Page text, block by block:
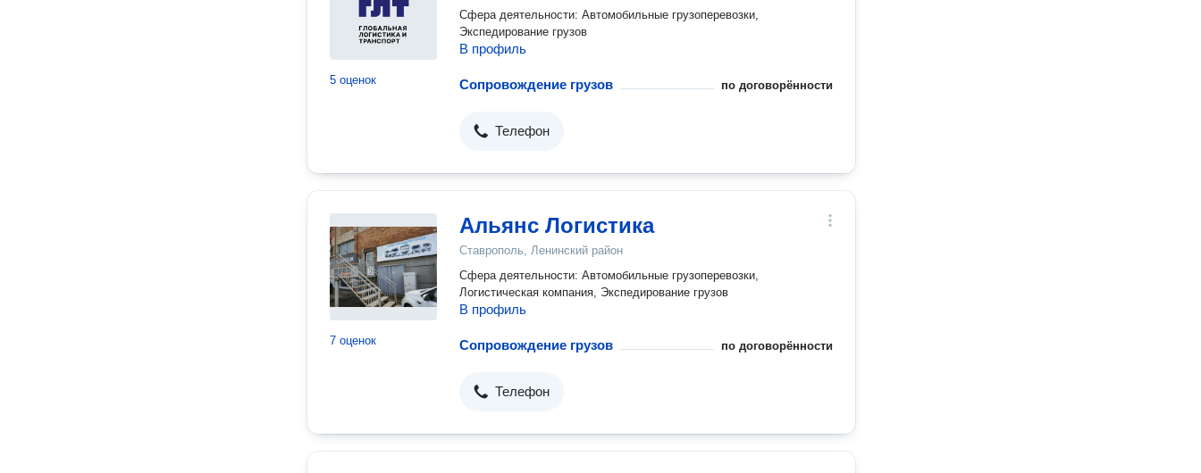
5 оценок
Сфера деятельности: Автомобильные грузоперевозки,
Экспедирование грузов
В профиль
Сопровождение грузов по договорённости
Телефон
7 оценок
Альянс Логистика
Ставрополь, Ленинский район
Сфера деятельности: Автомобильные грузоперевозки,
Логистическая компания, Экспедирование грузов
В профиль
Сопровождение грузов по договорённости
Телефон